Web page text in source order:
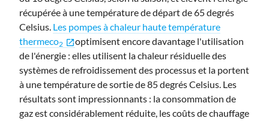
récupérée à une température de départ de 65 degrés
Celsius. Les pompes à chaleur haute température
thermeco2 open_in_newoptimisent encore davantage l'utilisation
de l'énergie : elles utilisent la chaleur résiduelle des
systèmes de refroidissement des processus et la portent
à une température de sortie de 85 degrés Celsius. Les
résultats sont impressionnants : la consommation de
gaz est considérablement réduite, les coûts de chauffage